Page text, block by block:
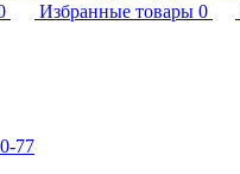
Избранные товары 0
77